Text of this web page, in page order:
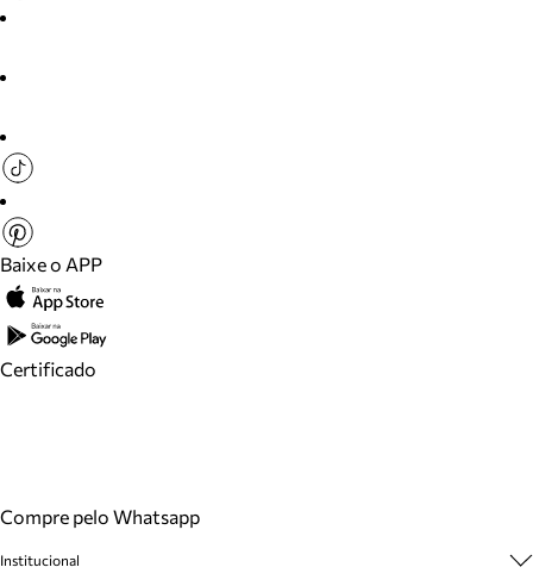
Baixe o APP
Certificado
Compre pelo Whatsapp
Institucional